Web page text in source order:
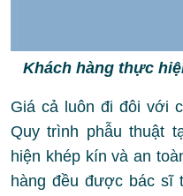
Khách hàng thực
Giá cả luôn đi đôi với
Quy trình phẫu thuật
hiện khép kín và an
hàng đều được bác sĩ